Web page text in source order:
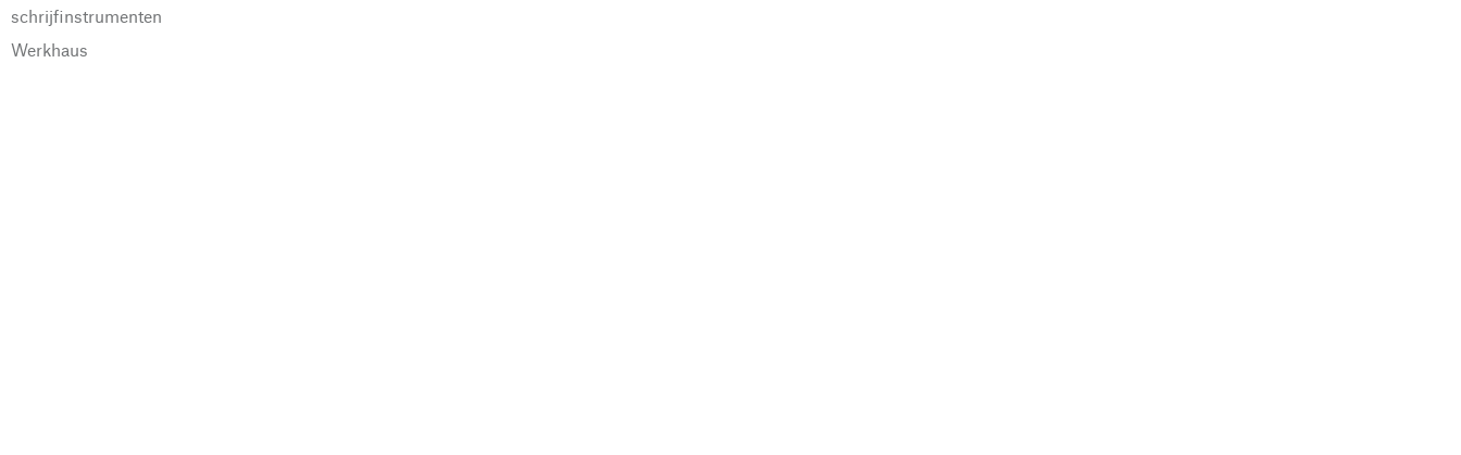
schrijfinstrumenten
Werkhaus